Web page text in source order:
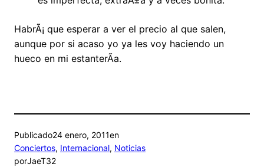
HabrÃ¡ que esperar a ver el precio al que salen,
aunque por si acaso yo ya les voy haciendo un
hueco en mi estanterÃ­a.
Publicado24 enero, 2011en
Conciertos, Internacional, Noticias
porJaeT32